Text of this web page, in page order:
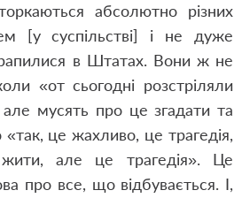
абсолютно різних
[у суспільстві] і не дуже
в Штатах. Вони ж не
«от сьогодні розстріляли
мусять про це згадати та
це жахливо, це трагедія,
але це трагедія». Це
про все, що відбувається. І,